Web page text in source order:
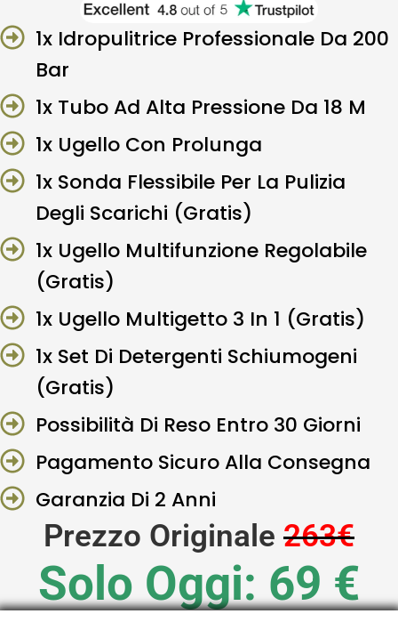
1x Idropulitrice Professionale Da 200
Bar
1x Tubo Ad Alta Pressione Da 18 M
1x Ugello Con Prolunga
1x Sonda Flessibile Per La Pulizia
Degli Scarichi (Gratis)
1x Ugello Multifunzione Regolabile
(Gratis)
1x Ugello Multigetto 3 In 1 (Gratis)
1x Set Di Detergenti Schiumogeni
(Gratis)
Possibilità Di Reso Entro 30 Giorni
Pagamento Sicuro Alla Consegna
Garanzia Di 2 Anni
Prezzo Originale 263€
Solo Oggi: 69 €